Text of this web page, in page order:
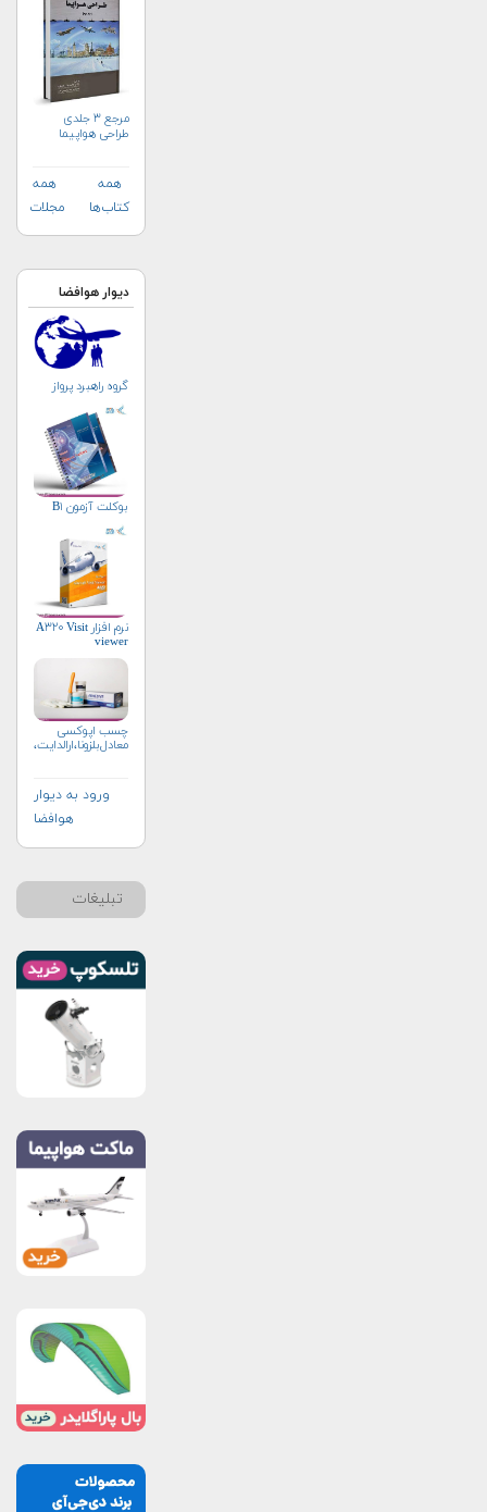
مرجع ۳ جلدی
طراحی هواپیما
همه
کتاب‌ها
همه
مجلات
دیوار هوافضا
گروه راهبرد پرواز
بوکلت آزمون B۱
نرم افزار A۳۲۰ Visit
viewer
چسب اپوکسی
ورود به دیوار
هوافضا
تبلیغات